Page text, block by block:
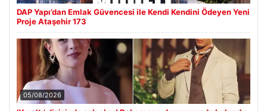
DAP Yapı’dan Emlak Güvencesi ile Kendi Kendini Ödeyen Yeni
Proje Ataşehir 173
05/08/2026